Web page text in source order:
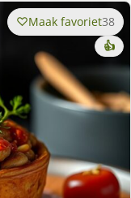
Maak favoriet38
👍